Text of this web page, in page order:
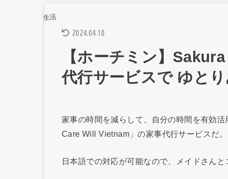
生活
2024.04.10
【ホーチミン】
代行サービスで ゆと
家事の時間を減らして、自分の時間を有効
Care Will Vietnam」の家事代行サービスだ。
日本語での対応が可能なので、メイドさん